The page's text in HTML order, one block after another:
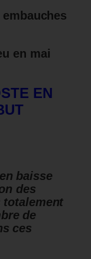
en mai
EN
baisse
des
totalement
de
ces